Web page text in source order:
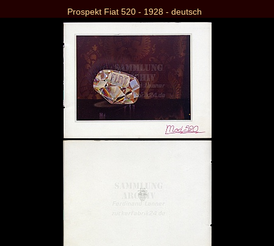
Prospekt Fiat 520 - 1928 - deutsch